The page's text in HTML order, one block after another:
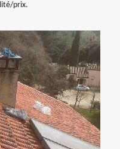
prix.